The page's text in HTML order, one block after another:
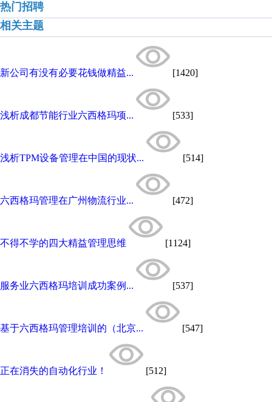
热门招聘
相关主题
新公司有没有必要花钱做精益... [1420]
浅析成都节能行业六西格玛项... [533]
浅析TPM设备管理在中国的现状... [514]
六西格玛管理在广州物流行业... [472]
不得不学的四大精益管理思维 [1124]
服务业六西格玛培训成功案例... [537]
基于六西格玛管理培训的（北京... [547]
正在消失的自动化行业！ [512]